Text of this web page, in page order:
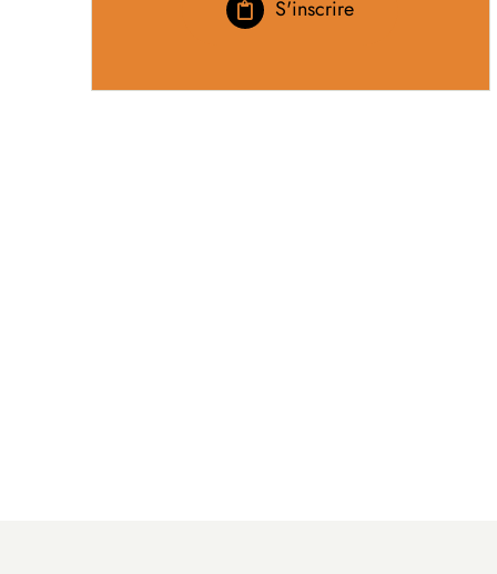
S'inscrire